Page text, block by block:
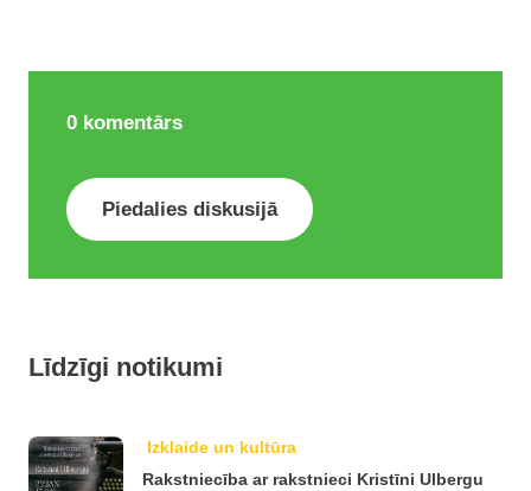
0 komentārs
Piedalies diskusijā
Līdzīgi notikumi
Izklaide un kultūra
Rakstniecība ar rakstnieci Kristīni Ulbergu